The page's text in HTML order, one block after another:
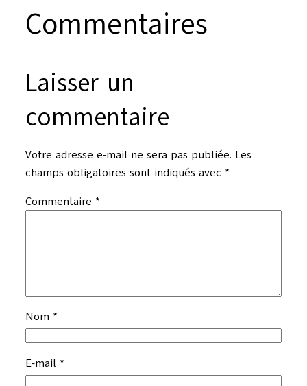
Commentaires
Laisser un
commentaire
Votre adresse e-mail ne sera pas publiée. Les
champs obligatoires sont indiqués avec *
Commentaire *
Nom *
E-mail *